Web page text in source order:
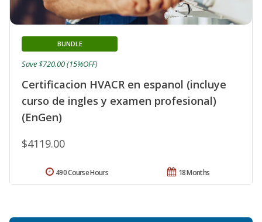
Certificacion HVACR en espanol (incluye
curso de ingles y examen profesional)
(EnGen)
BUNDLE
$4119.00
Save $720.00 (15%OFF)
18 Months
490 Course Hours